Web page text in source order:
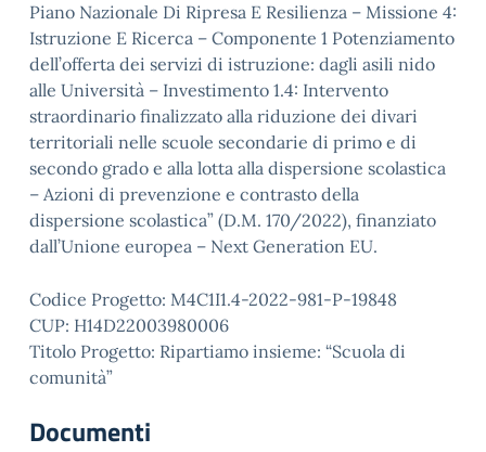
Piano Nazionale Di Ripresa E Resilienza – Missione 4:
Istruzione E Ricerca – Componente 1 Potenziamento
dell’offerta dei servizi di istruzione: dagli asili nido
alle Università – Investimento 1.4: Intervento
straordinario finalizzato alla riduzione dei divari
territoriali nelle scuole secondarie di primo e di
secondo grado e alla lotta alla dispersione scolastica
– Azioni di prevenzione e contrasto della
dispersione scolastica” (D.M. 170/2022), finanziato
dall’Unione europea – Next Generation EU.
Codice Progetto: M4C1I1.4-2022-981-P-19848
CUP: H14D22003980006
Titolo Progetto: Ripartiamo insieme: “Scuola di
comunità”
Documenti